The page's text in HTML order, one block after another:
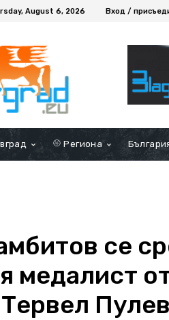
August 6, 2026 Вход /
Региона
се
медалист
Пулев